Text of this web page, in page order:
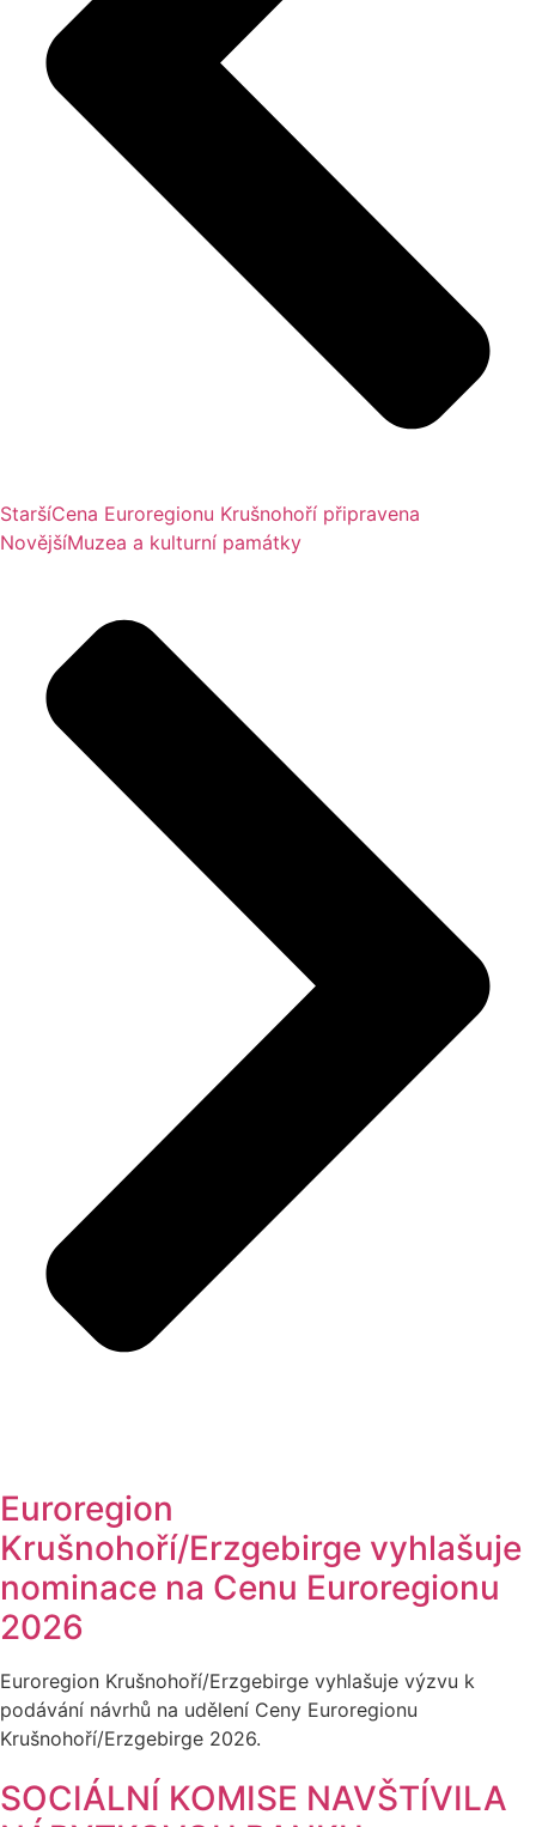
StaršíCena Euroregionu Krušnohoří připravena
NovějšíMuzea a kulturní památky
Euroregion
Krušnohoří/Erzgebirge vyhlašuje
nominace na Cenu Euroregionu
2026
Euroregion Krušnohoří/Erzgebirge vyhlašuje výzvu k
podávání návrhů na udělení Ceny Euroregionu
Krušnohoří/Erzgebirge 2026.
SOCIÁLNÍ KOMISE NAVŠTÍVILA